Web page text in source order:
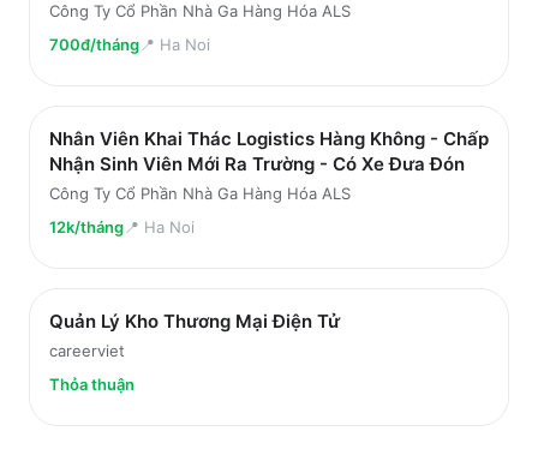
Công Ty Cổ Phần Nhà Ga Hàng Hóa ALS
700đ/tháng📍 Ha Noi
Nhân Viên Khai Thác Logistics Hàng Không - Chấp
Nhận Sinh Viên Mới Ra Trường - Có Xe Đưa Đón
Công Ty Cổ Phần Nhà Ga Hàng Hóa ALS
12k/tháng📍 Ha Noi
Quản Lý Kho Thương Mại Điện Tử
careerviet
Thỏa thuận